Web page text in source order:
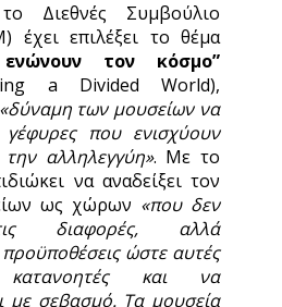
Διεθνές Συμβούλιο
έχει επιλέξει το θέμα
τον κόσμο”
a Divided World),
«δύναμη των μουσείων να
που ενισχύουν
αλληλεγγύη». Με το
να αναδείξει τον
ως χώρων «που δεν
διαφορές, αλλά
ώστε αυτές
και να
με σεβασμό. Τα μουσεία